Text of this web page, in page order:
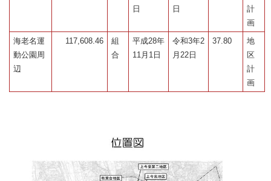
日
日
計
画
海老名運
動公園周
辺
117,608.46
組
合
平成28年
11月1日
令和3年2
月22日
37.80
地
区
計
画